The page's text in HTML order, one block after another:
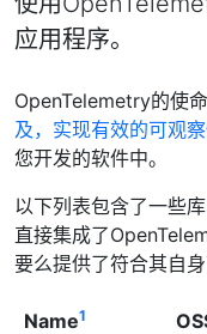
应用程序。
OpenTelemetry的使
及，实现有效的可观
您开发的软件中。
以下列表包含了一些
直接集成了
要么提供了符合其自
Name1